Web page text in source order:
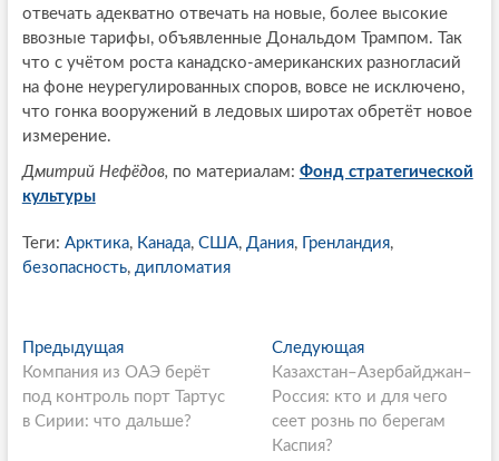
отвечать адекватно отвечать на новые, более высокие
ввозные тарифы, объявленные Дональдом Трампом. Так
что с учётом роста канадско-американских разногласий
на фоне неурегулированных споров, вовсе не исключено,
что гонка вооружений в ледовых широтах обретёт новое
измерение.
Дмитрий Нефёдов, по материалам: Фонд стратегической
культуры
Теги: Арктика, Канада, США, Дания, Гренландия,
безопасность, дипломатия
P
o
s
ПредыдущаяП
р
е
д
Компания из ОАЭ берёт
под контроль порт Тартус
в Сирии: что дальше?
Следующая
л
е
д
Казахстан–Азербайджан–
Россия: кто и для чего
сеет рознь по берегам
Каспия?